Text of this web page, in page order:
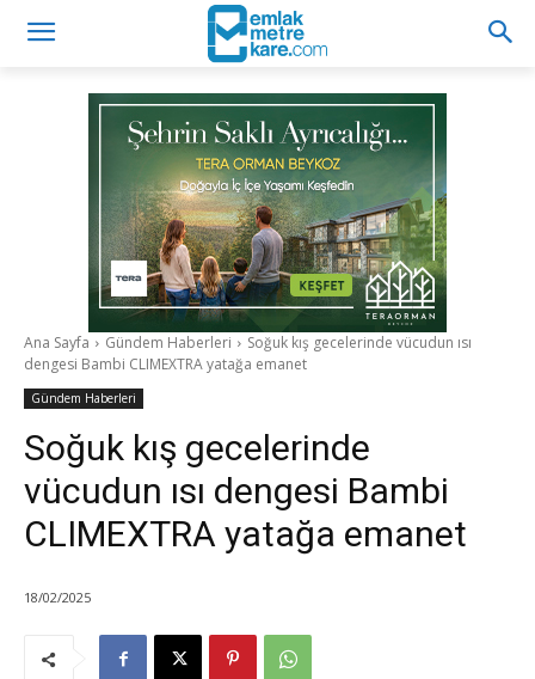
Ana Sayfa Gündem Haberleri
Soğuk kış gecelerinde vücudun ısı
dengesi Bambi CLIMEXTRA yatağa emanet
Gündem Haberleri
Soğuk kış gecelerinde
vücudun ısı dengesi Bambi
CLIMEXTRA yatağa emanet
18/02/2025